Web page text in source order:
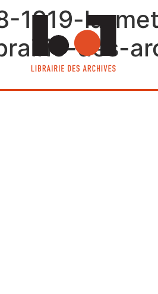
1919-la-
des-